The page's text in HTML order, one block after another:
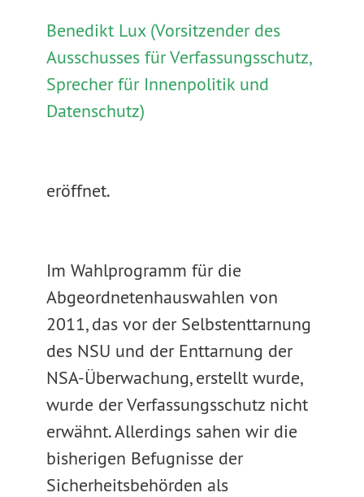
Benedikt Lux (Vorsitzender des
Ausschusses für Verfassungsschutz,
Sprecher für Innenpolitik und
Datenschutz)
eröffnet.
Im Wahlprogramm für die
Abgeordnetenhauswahlen von
2011, das vor der Selbstenttarnung
des NSU und der Enttarnung der
NSA-Überwachung, erstellt wurde,
wurde der Verfassungsschutz nicht
erwähnt. Allerdings sahen wir die
bisherigen Befugnisse der
Sicherheitsbehörden als